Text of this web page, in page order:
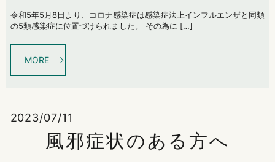
令和5年5月8日より、コロナ感染症は感染症法上インフルエンザと同類
の5類感染症に位置づけられました。 その為に […]
MORE
2023/07/11
風邪症状のある方へ